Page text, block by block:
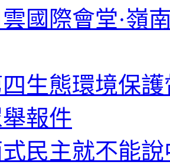
國際會堂·嶺
生態環境保
報件
民主就不能